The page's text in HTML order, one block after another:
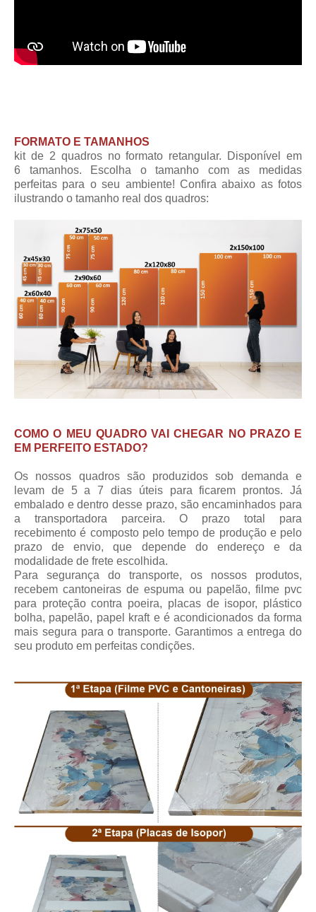
FORMATO E TAMANHOS
kit de 2 quadros no formato retangular. Disponível em
6 tamanhos. Escolha o tamanho com as medidas
perfeitas para o seu ambiente! Confira abaixo as fotos
ilustrando o tamanho real dos quadros:
COMO O MEU QUADRO VAI CHEGAR NO PRAZO E
EM PERFEITO ESTADO?
Os nossos quadros são produzidos sob demanda e
levam de 5 a 7 dias úteis para ficarem prontos. Já
embalado e dentro desse prazo, são encaminhados para
a transportadora parceira. O prazo total para
recebimento é composto pelo tempo de produção e pelo
prazo de envio, que depende do endereço e da
modalidade de frete escolhida.
Para segurança do transporte, os nossos produtos,
recebem cantoneiras de espuma ou papelão, filme pvc
para proteção contra poeira, placas de isopor, plástico
bolha, papelão, papel kraft e é acondicionados da forma
mais segura para o transporte. Garantimos a entrega do
seu produto em perfeitas condições.